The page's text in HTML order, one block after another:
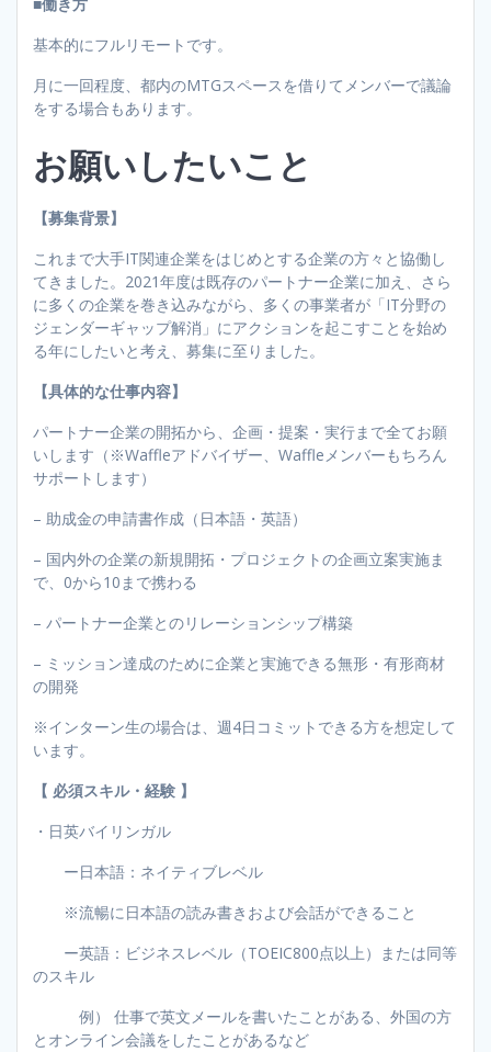
基本的にフルリモートです。
月に一回程度、都内のMTGスペースを借りてメンバーで議論
をする場合もあります。
お願いしたいこと
【募集背景】
これまで大手IT関連企業をはじめとする企業の方々と協働し
てきました。2021年度は既存のパートナー企業に加え、さら
に多くの企業を巻き込みながら、多くの事業者が「IT分野の
ジェンダーギャップ解消」にアクションを起こすことを始め
る年にしたいと考え、募集に至りました。
【具体的な仕事内容】
パートナー企業の開拓から、企画・提案・実行まで全てお願
いします（※Waffleアドバイザー、Waffleメンバーもちろん
サポートします）
– 助成金の申請書作成（日本語・英語）
– 国内外の企業の新規開拓・プロジェクトの企画立案実施ま
で、0から10まで携わる
– パートナー企業とのリレーションシップ構築
– ミッション達成のために企業と実施できる無形・有形商材
の開発
※インターン生の場合は、週4日コミットできる方を想定して
います。
【 必須スキル・経験 】
・日英バイリンガル
ー日本語：ネイティブレベル
※流暢に日本語の読み書きおよび会話ができること
ー英語：ビジネスレベル（TOEIC800点以上）または同等
のスキル
例） 仕事で英文メールを書いたことがある、外国の方
とオンライン会議をしたことがあるなど